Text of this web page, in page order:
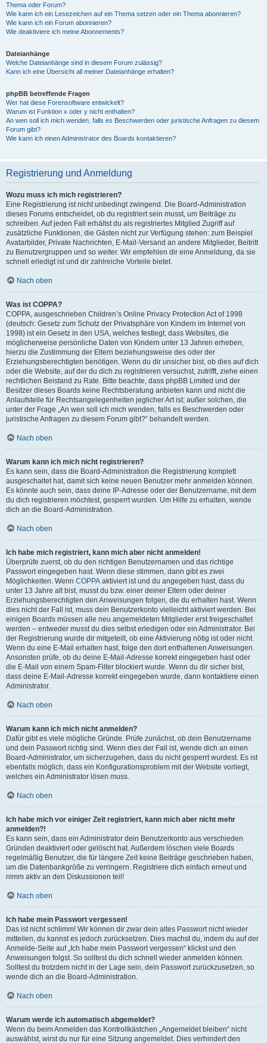
Thema oder Forum?
Wie kann ich ein Lesezeichen auf ein Thema setzen oder ein Thema abonnieren?
Wie kann ich ein Forum abonnieren?
Wie deaktiviere ich meine Abonnements?
Dateianhänge
Welche Dateianhänge sind in diesem Forum zulässig?
Kann ich eine Übersicht all meiner Dateianhänge erhalten?
phpBB betreffende Fragen
Wer hat diese Forensoftware entwickelt?
Warum ist Funktion x oder y nicht enthalten?
An wen soll ich mich wenden, falls es Beschwerden oder juristische Anfragen zu diesem
Forum gibt?
Wie kann ich einen Administrator des Boards kontaktieren?
Registrierung und Anmeldung
Wozu muss ich mich registrieren?
Eine Registrierung ist nicht unbedingt zwingend. Die Board-Administration
dieses Forums entscheidet, ob du registriert sein musst, um Beiträge zu
schreiben. Auf jeden Fall erhältst du als registriertes Mitglied Zugriff auf
zusätzliche Funktionen, die Gästen nicht zur Verfügung stehen: zum Beispiel
Avatarbilder, Private Nachrichten, E-Mail-Versand an andere Mitglieder, Beitritt
zu Benutzergruppen und so weiter. Wir empfehlen dir eine Anmeldung, da sie
schnell erledigt ist und dir zahlreiche Vorteile bietet.
Nach oben
Was ist COPPA?
COPPA, ausgeschrieben Children’s Online Privacy Protection Act of 1998
(deutsch: Gesetz zum Schutz der Privatsphäre von Kindern im Internet von
1998) ist ein Gesetz in den USA, welches festlegt, dass Websites, die
möglicherweise persönliche Daten von Kindern unter 13 Jahren erheben,
hierzu die Zustimmung der Eltern beziehungsweise des oder der
Erziehungsberechtigten benötigen. Wenn du dir unsicher bist, ob dies auf dich
oder die Website, auf der du dich zu registrieren versuchst, zutrifft, ziehe einen
rechtlichen Beistand zu Rate. Bitte beachte, dass phpBB Limited und der
Besitzer dieses Boards keine Rechtsberatung anbieten kann und nicht die
Anlaufstelle für Rechtsangelegenheiten jeglicher Art ist; außer solchen, die
unter der Frage „An wen soll ich mich wenden, falls es Beschwerden oder
juristische Anfragen zu diesem Forum gibt?“ behandelt werden.
Nach oben
Warum kann ich mich nicht registrieren?
Es kann sein, dass die Board-Administration die Registrierung komplett
ausgeschaltet hat, damit sich keine neuen Benutzer mehr anmelden können.
Es könnte auch sein, dass deine IP-Adresse oder der Benutzername, mit dem
du dich registrieren möchtest, gesperrt wurden. Um Hilfe zu erhalten, wende
dich an die Board-Administration.
Nach oben
Ich habe mich registriert, kann mich aber nicht anmelden!
Überprüfe zuerst, ob du den richtigen Benutzernamen und das richtige
Passwort eingegeben hast. Wenn diese stimmen, dann gibt es zwei
Möglichkeiten. Wenn COPPA aktiviert ist und du angegeben hast, dass du
unter 13 Jahre alt bist, musst du bzw. einer deiner Eltern oder deiner
Erziehungsberechtigten den Anweisungen folgen, die du erhalten hast. Wenn
dies nicht der Fall ist, muss dein Benutzerkonto vielleicht aktiviert werden. Bei
einigen Boards müssen alle neu angemeldeten Mitglieder erst freigeschaltet
werden – entweder musst du dies selbst erledigen oder ein Administrator. Bei
der Registrierung wurde dir mitgeteilt, ob eine Aktivierung nötig ist oder nicht.
Wenn du eine E-Mail erhalten hast, folge den dort enthaltenen Anweisungen.
Ansonsten prüfe, ob du deine E-Mail-Adresse korrekt eingegeben hast oder
die E-Mail von einem Spam-Filter blockiert wurde. Wenn du dir sicher bist,
dass deine E-Mail-Adresse korrekt eingegeben wurde, dann kontaktiere einen
Administrator.
Nach oben
Warum kann ich mich nicht anmelden?
Dafür gibt es viele mögliche Gründe. Prüfe zunächst, ob dein Benutzername
und dein Passwort richtig sind. Wenn dies der Fall ist, wende dich an einen
Board-Administrator, um sicherzugehen, dass du nicht gesperrt wurdest. Es ist
ebenfalls möglich, dass ein Konfigurationsproblem mit der Website vorliegt,
welches ein Administrator lösen muss.
Nach oben
Ich habe mich vor einiger Zeit registriert, kann mich aber nicht mehr
anmelden?!
Es kann sein, dass ein Administrator dein Benutzerkonto aus verschieden
Gründen deaktiviert oder gelöscht hat. Außerdem löschen viele Boards
regelmäßig Benutzer, die für längere Zeit keine Beiträge geschrieben haben,
um die Datenbankgröße zu verringern. Registriere dich einfach erneut und
nimm aktiv an den Diskussionen teil!
Nach oben
Ich habe mein Passwort vergessen!
Das ist nicht schlimm! Wir können dir zwar dein altes Passwort nicht wieder
mitteilen, du kannst es jedoch zurücksetzen. Dies machst du, indem du auf der
Anmelde-Seite auf „Ich habe mein Passwort vergessen“ klickst und den
Anweisungen folgst. So solltest du dich schnell wieder anmelden können.
Solltest du trotzdem nicht in der Lage sein, dein Passwort zurückzusetzen, so
wende dich an die Board-Administration.
Nach oben
Warum werde ich automatisch abgemeldet?
Wenn du beim Anmelden das Kontrollkästchen „Angemeldet bleiben“ nicht
auswählst, wirst du nur für eine Sitzung angemeldet. Dies verhindert den